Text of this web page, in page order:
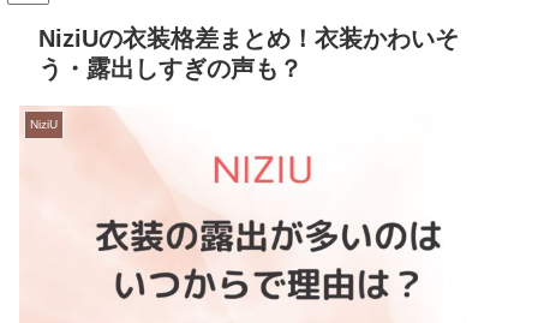
NiziUの衣装格差まとめ！衣装かわいそ
う・露出しすぎの声も？
NiziU